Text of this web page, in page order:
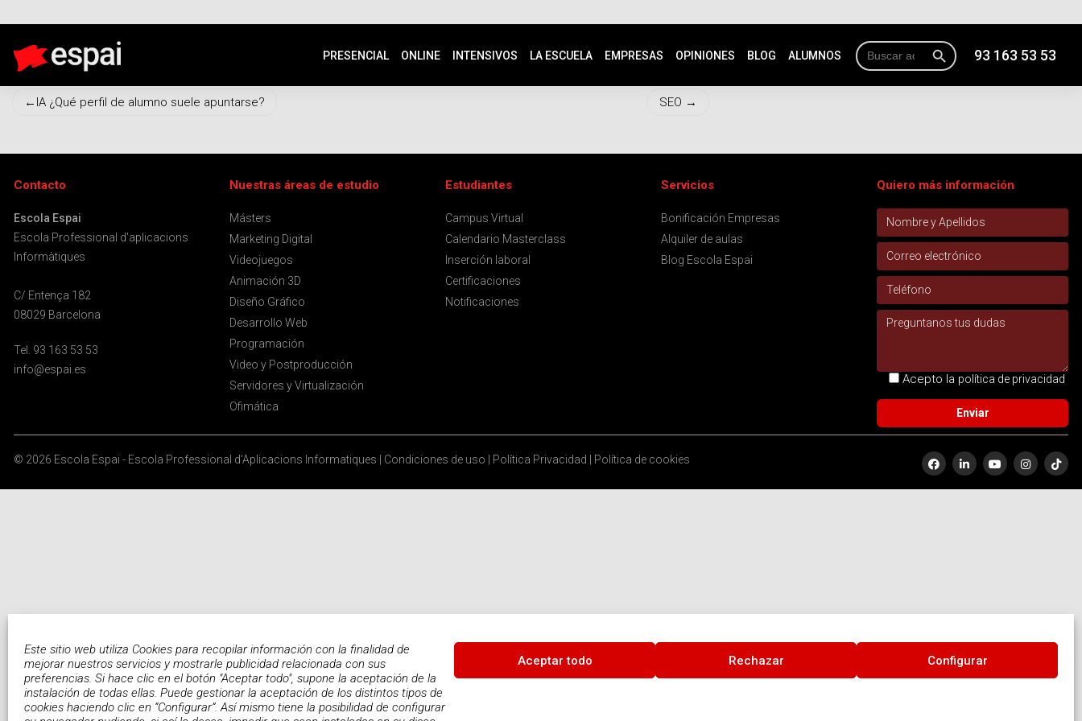
Este sitio web utiliza Cookies para recopilar información con la finalidad de
mejorar nuestros servicios y mostrarle publicidad relacionada con sus
preferencias. Si hace clic en el botón "Aceptar todo", supone la aceptación de la
instalación de todas ellas. Puede gestionar la aceptación de los distintos tipos de
cookies haciendo clic en “Configurar”. Así mismo tiene la posibilidad de configurar
Aceptar todo Rechazar Configurar
PRESENCIAL ONLINE INTENSIVOS LA ESCUELA EMPRESAS OPINIONES BLOG ALUMNOS 93 163 53 53
Buscar: Botón de búsqueda
Navegación
entradas
IA ¿Qué perfil de alumno suele apuntarse? SEO
Contacto
Escola Espai
Escola Professional d'aplicacions
Informàtiques
C/ Entença 182
08029 Barcelona
Tel. 93 163 53 53
info@espai.es
Nuestras áreas de estudio
Másters
Marketing Digital
Videojuegos
Animación 3D
Diseño Gráfico
Desarrollo Web
Programación
Video y Postproducción
Servidores y Virtualización
Ofimática
Estudiantes
Campus Virtual
Calendario Masterclass
Inserción laboral
Certificaciones
Notificaciones
Servicios
Bonificación Empresas
Alquiler de aulas
Blog Escola Espai
Quiero más información
Acepto la política de privacidad
© 2026 Escola Espai - Escola Professional d'Aplicacions Informatiques Condiciones de uso Política Privacidad Política de cookies